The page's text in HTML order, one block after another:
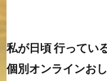
私が日頃 行ってい
個別オンラインおし